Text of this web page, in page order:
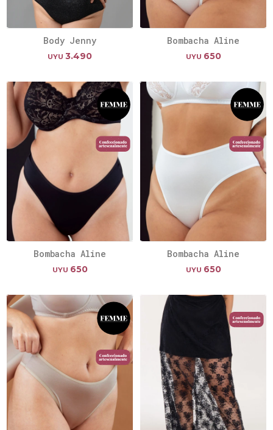
Body Jenny
UYU 3.490
Bombacha Aline
UYU 650
Bombacha Aline
UYU 650
Bombacha Aline
UYU 650